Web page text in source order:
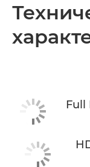
Технические
Full